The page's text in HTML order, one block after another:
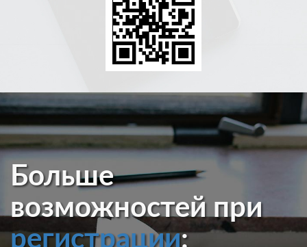
Больше
возможностей при
регистрации: